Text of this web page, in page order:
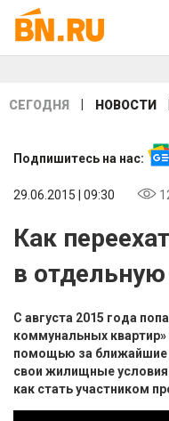
СЕГОДНЯ НОВОСТИ
Подпишитесь на нас:
29.06.2015 | 09:30
Как
в
С августа 2015 года
коммунальных
помощью за ближайшие
свои жилищные условия
как стать участником